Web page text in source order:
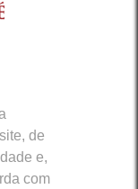
de
e,
com